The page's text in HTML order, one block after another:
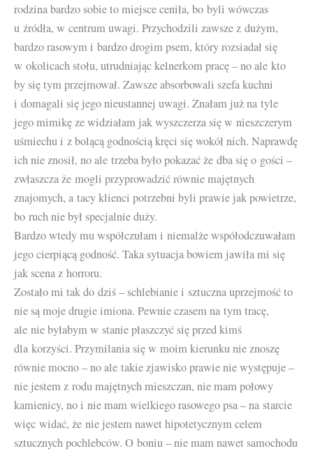
rodzina bardzo sobie to miejsce ceniła, bo byli wówczas
u źródła, w centrum uwagi. Przychodzili zawsze z dużym,
bardzo rasowym i bardzo drogim psem, który rozsiadał się
w okolicach stołu, utrudniając kelnerkom pracę – no ale kto
by się tym przejmował. Zawsze absorbowali szefa kuchni
i domagali się jego nieustannej uwagi. Znałam już na tyle
jego mimikę ze widziałam jak wyszczerza się w nieszczerym
uśmiechu i z bolącą godnością kręci się wokół nich. Naprawdę
ich nie znosił, no ale trzeba było pokazać że dba się o gości –
zwłaszcza że mogli przyprowadzić równie majętnych
znajomych, a tacy klienci potrzebni byli prawie jak powietrze,
bo ruch nie był specjalnie duży.
Bardzo wtedy mu współczułam i niemalże współodczuwałam
jego cierpiącą godność. Taka sytuacja bowiem jawiła mi się
jak scena z horroru.
Zostało mi tak do dziś – schlebianie i sztuczna uprzejmość to
nie są moje drugie imiona. Pewnie czasem na tym tracę,
ale nie byłabym w stanie płaszczyć się przed kimś
dla korzyści. Przymilania się w moim kierunku nie znoszę
równie mocno – no ale takie zjawisko prawie nie występuje –
nie jestem z rodu majętnych mieszczan, nie mam połowy
kamienicy, no i nie mam wielkiego rasowego psa – na starcie
więc widać, że nie jestem nawet hipotetycznym celem
sztucznych pochlebców. O boniu – nie mam nawet samochodu